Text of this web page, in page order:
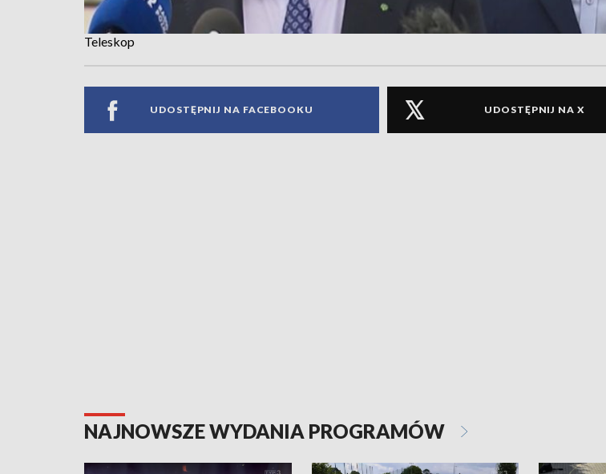
Teleskop
UDOSTĘPNIJ NA FACEBOOKU UDOSTĘPNIJ NA X
NAJNOWSZE WYDANIA PROGRAMÓW